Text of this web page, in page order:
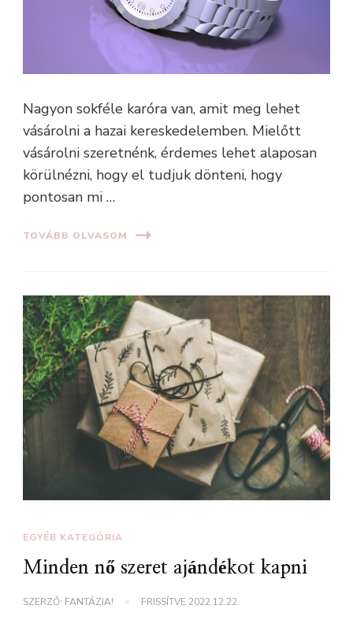
Nagyon sokféle karóra van, amit meg lehet
vásárolni a hazai kereskedelemben. Mielőtt
vásárolni szeretnénk, érdemes lehet alaposan
körülnézni, hogy el tudjuk dönteni, hogy
pontosan mi …
TOVÁBB OLVASOM
EGYÉB KATEGÓRIA
Minden nő szeret ajándékot kapni
SZERZŐ: FANTÁZIA! FRISSÍTVE 2022.12.22.